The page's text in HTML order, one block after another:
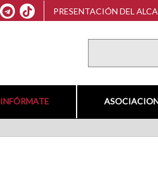
PRESENTACIÓN DEL
INFÓRMATE